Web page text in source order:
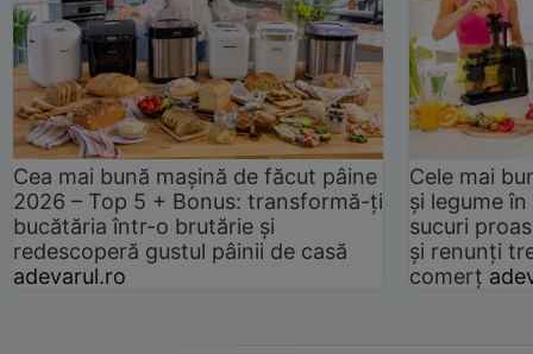
Cea mai bună mașină de făcut pâine
2026 – Top 5 + Bonus: transformă-ți
bucătăria într-o brutărie și
redescoperă gustul pâinii de casă
adevarul.ro
Cele mai
și legume
sucuri
și renunți
comerț